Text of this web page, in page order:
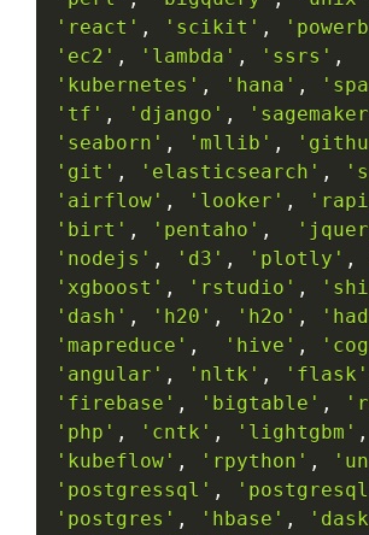
'react' , 'scikit' ,
'ec2' , 'lambda' , 'ssrs' ,
'kubernetes' , 'hana' ,
'tf' , 'django' ,
'seaborn' , 'mllib' ,
'git' , 'elasticsearch' ,
'airflow' , 'looker' ,
'birt' , 'pentaho' ,
'nodejs' , 'd3' , 'plotly' ,
'xgboost' , 'rstudio' ,
'dash' , 'h20' , 'h2o' ,
'mapreduce' , 'hive' ,
'angular' , 'nltk' , 'flask'
'firebase' , 'bigtable' ,
'php' , 'cntk' , 'lightgbm' ,
'kubeflow' , 'rpython' ,
'postgressql' ,
'postgres' , 'hbase' ,